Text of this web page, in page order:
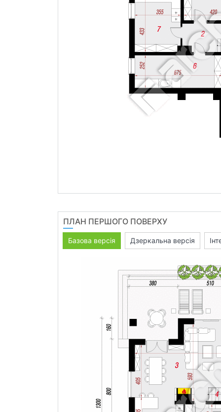
ПЛАН ПЕРШОГО ПОВЕРХУ
Базова версія Дзеркальна версія